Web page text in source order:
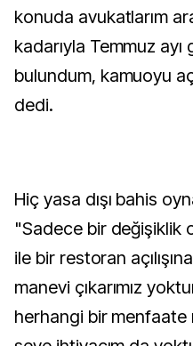
konuda avukatlarım
kadarıyla Temmuz
bulundum, kamuoyu
dedi.
Hiç yasa dışı bahis
"Sadece bir değişiklik
ile bir restoran
manevi çıkarımız
herhangi bir